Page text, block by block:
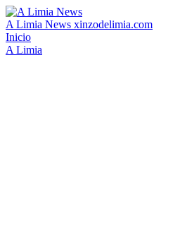
A Limia News xinzodelimia.com
Inicio
A Limia